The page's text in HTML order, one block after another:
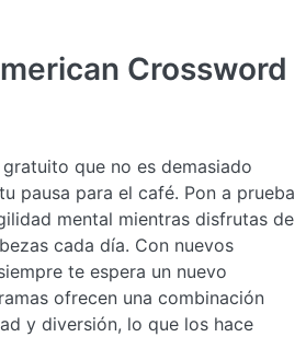
Crossword
que no es demasiado
pausa para el café. Pon a prueba
mental mientras disfrutas de
cada día. Con nuevos
te espera un nuevo
ofrecen una combinación
y diversión, lo que los hace